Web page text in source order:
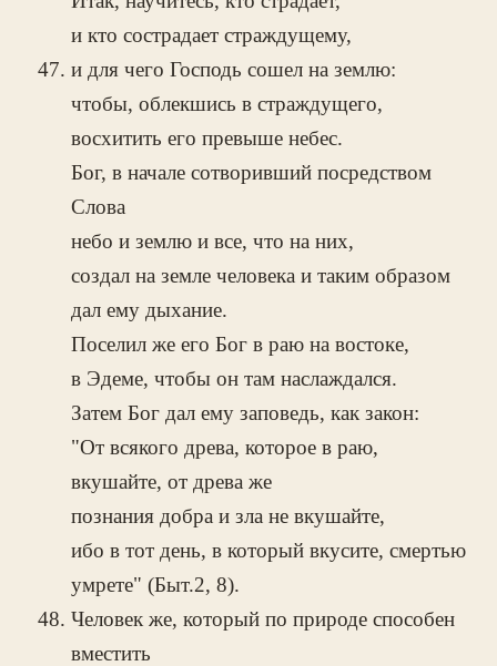
и кто сострадает страждущему,
и для чего Господь сошел на землю:
чтобы, облекшись в страждущего,
восхитить его превыше небес.
Бог, в начале сотворивший посредством
Слова
небо и землю и все, что на них,
создал на земле человека и таким образом
дал ему дыхание.
Поселил же его Бог в раю на востоке,
в Эдеме, чтобы он там наслаждался.
Затем Бог дал ему заповедь, как закон:
"От всякого древа, которое в раю,
вкушайте, от древа же
познания добра и зла не вкушайте,
ибо в тот день, в который вкусите, смертью
умрете" (Быт.2, 8).
Человек же, который по природе способен
вместить